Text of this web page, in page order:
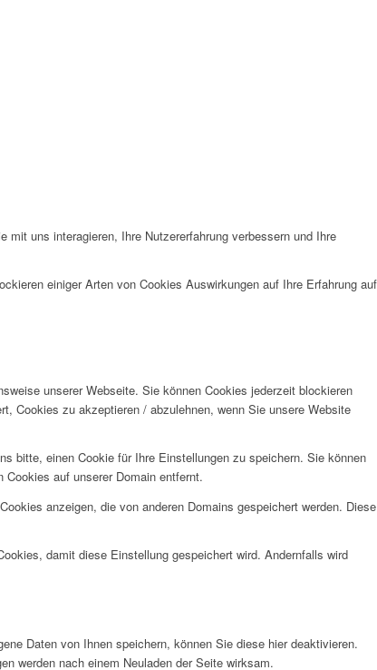
uns interagieren, Ihre Nutzererfahrung verbessern und Ihre
einiger Arten von Cookies Auswirkungen auf Ihre Erfahrung auf
unserer Webseite. Sie können Cookies jederzeit blockieren
Cookies zu akzeptieren / abzulehnen, wenn Sie unsere Website
bitte, einen Cookie für Ihre Einstellungen zu speichern. Sie können
auf unserer Domain entfernt.
anzeigen, die von anderen Domains gespeichert werden. Diese
damit diese Einstellung gespeichert wird. Andernfalls wird
Daten von Ihnen speichern, können Sie diese hier deaktivieren.
werden nach einem Neuladen der Seite wirksam.